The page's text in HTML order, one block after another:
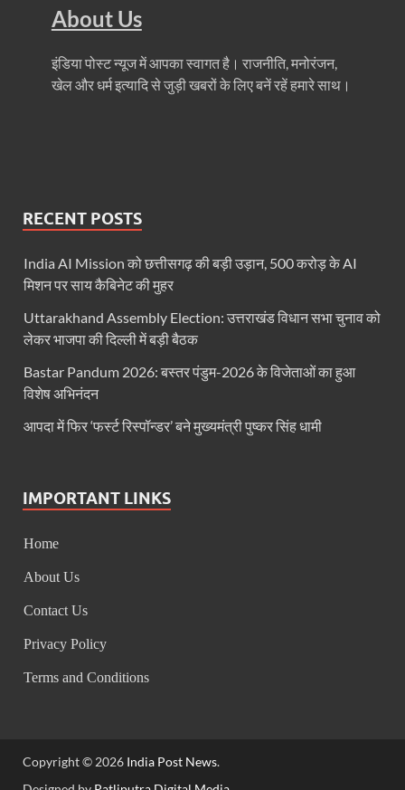
UP Detention Centre: यूपी में घुसपैठ हूं पर बड़ी कार्रवाई
MP CP Joshi Meeting With Mandaviya: सांसद
President Putin Delhi Visit: रूसी राष्ट्रपति Putin
PM Kisan Yojana: पीएम-किसान योजना के अंतर्गत
RPI National Party: आरपीआई को जल्द ही मिलेगा
Khadi Mahotsava: खादी महोत्सव में 3.20 करोड़ की
CM Yogi Jhajjar Visit: मुख्यमंत्री योगी आदित्यनाथ का
Parliment Winter Session 2025: सर्वदलीय बैठक में
About Us
इंडिया पोस्ट न्यूज में आपका स्वागत है। राजनीति, मनोरंजन,
खेल और धर्म इत्यादि से जुड़ी खबरों के लिए बनें रहें हमारे साथ।
RECENT POSTS
India AI Mission को छत्तीसगढ़ की बड़ी उड़ान, 500 करोड़ के AI
मिशन पर साय कैबिनेट की मुहर
Uttarakhand Assembly Election: उत्तराखंड विधान सभा चुनाव को
लेकर भाजपा की दिल्ली में बड़ी बैठक
Bastar Pandum 2026: बस्तर पंडुम-2026 के विजेताओं का हुआ
विशेष अभिनंदन
आपदा में फिर ‘फर्स्ट रिस्पॉन्डर’ बने मुख्यमंत्री पुष्कर सिंह धामी
IMPORTANT LINKS
Home
About Us
Contact Us
Privacy Policy
Terms and Conditions
Copyright © 2026 India Post News.